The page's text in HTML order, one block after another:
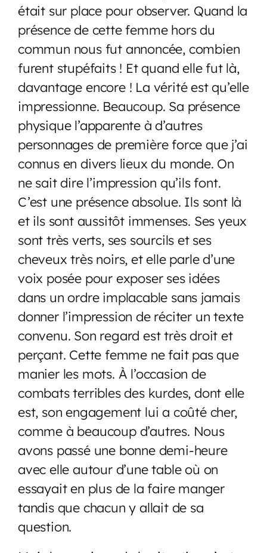
était sur place pour observer. Quand la
présence de cette femme hors du
commun nous fut annoncée, combien
furent stupéfaits ! Et quand elle fut là,
davantage encore ! La vérité est qu’elle
impressionne. Beaucoup. Sa présence
physique l’apparente à d’autres
personnages de première force que j’ai
connus en divers lieux du monde. On
ne sait dire l’impression qu’ils font.
C’est une présence absolue. Ils sont là
et ils sont aussitôt immenses. Ses yeux
sont très verts, ses sourcils et ses
cheveux très noirs, et elle parle d’une
voix posée pour exposer ses idées
dans un ordre implacable sans jamais
donner l’impression de réciter un texte
convenu. Son regard est très droit et
perçant. Cette femme ne fait pas que
manier les mots. À l’occasion de
combats terribles des kurdes, dont elle
est, son engagement lui a coûté cher,
comme à beaucoup d’autres. Nous
avons passé une bonne demi-heure
avec elle autour d’une table où on
essayait en plus de la faire manger
tandis que chacun y allait de sa
question.